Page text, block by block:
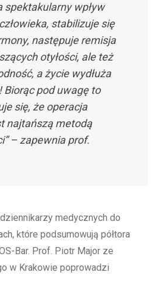
spektakularny wpływ
stabilizuje się
następuje remisja
otyłości, ale też
a życie wydłuża
Biorąc pod uwagę to
się, że operacja
najtańszą metodą
– zapewnia prof.
medycznych do
które podsumowują półtora
Bar. Prof. Piotr Major ze
w Krakowie poprowadzi